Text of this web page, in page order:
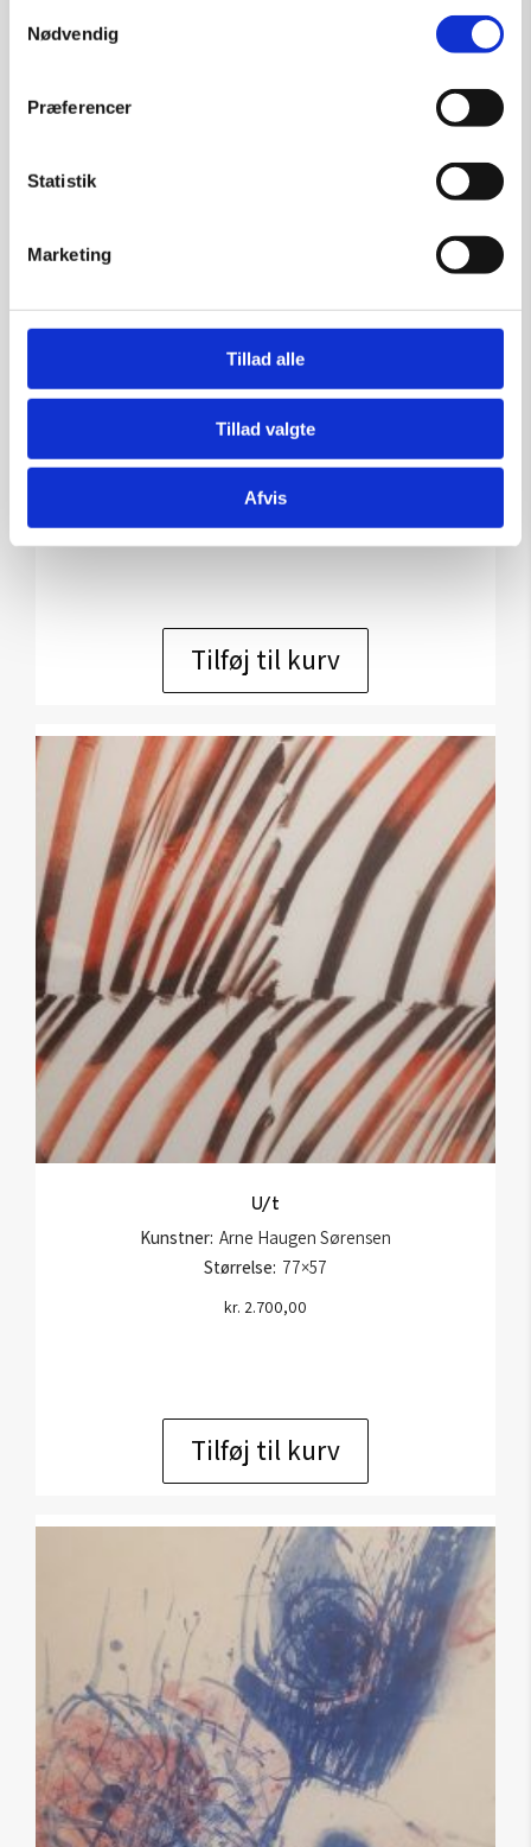
Nødvendig
Præferencer
Statistik
Marketing
Tillad alle
Tillad valgte
Afvis
Arne Haugen Sørensen
Tilføj til kurv
U/t
Kunstner: Arne Haugen Sørensen
Størrelse: 77×57
kr. 2.700,00
Tilføj til kurv